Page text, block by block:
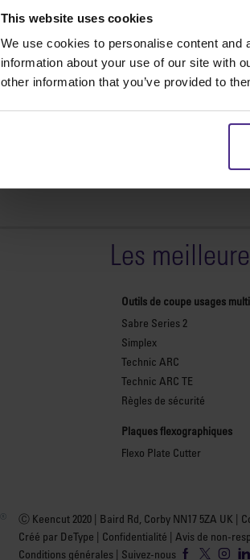
This website uses cookies
We use cookies to personalise content
information about your use of our site with
other information that you’ve provided to
Les
Outils de coupe usages
Sabre Series 2
Simplex
Technic ARC
Technic ARC TE
Règles de sécurité
Plaques flexographiques
Flexo Plate Cutter
Ⓒ Keencut 2020 | Baird Rd, Corby NN17 5ZA UK |
Créé par DeType
Confidentialité
Avis de non-
Conditions générales | Suivez-nous